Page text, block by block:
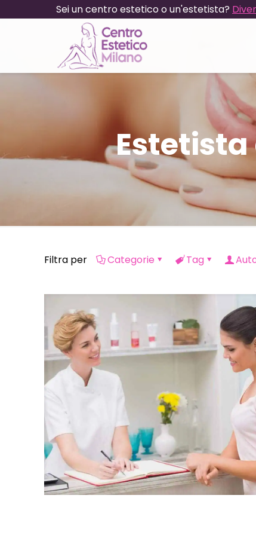
Sei un centro estetico o un'estetista?
Filtra per Categorie Tag